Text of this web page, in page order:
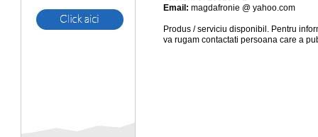
Email: magdafronie @ yahoo.com
Produs / serviciu disponibil . Pentru
va rugam contactati persoana care a